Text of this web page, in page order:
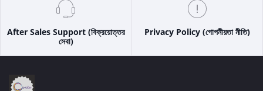
After Sales Support (বিক্রয়োত্তর
সেবা)
Privacy Policy (গোপনীয়তা নীতি)